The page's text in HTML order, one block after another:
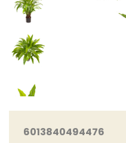
6013840494476